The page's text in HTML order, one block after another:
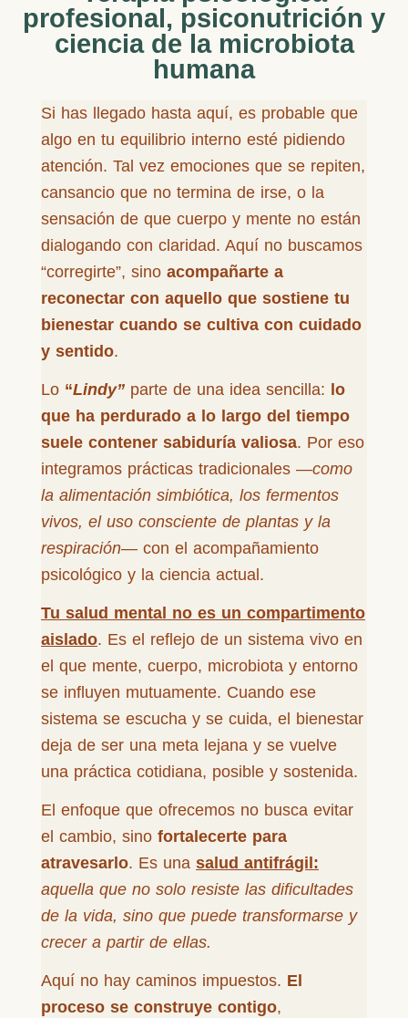
profesional, psiconutrición y
ciencia de la microbiota
humana
Si has llegado hasta aquí, es probable que
algo en tu equilibrio interno esté pidiendo
atención. Tal vez emociones que se repiten,
cansancio que no termina de irse, o la
sensación de que cuerpo y mente no están
dialogando con claridad. Aquí no buscamos
“corregirte”, sino acompañarte a
reconectar con aquello que sostiene tu
bienestar cuando se cultiva con cuidado
y sentido.
Lo “Lindy” parte de una idea sencilla: lo
que ha perdurado a lo largo del tiempo
suele contener sabiduría valiosa. Por eso
integramos prácticas tradicionales —como
la alimentación simbiótica, los fermentos
vivos, el uso consciente de plantas y la
respiración— con el acompañamiento
psicológico y la ciencia actual.
Tu salud mental no es un compartimento
aislado. Es el reflejo de un sistema vivo en
el que mente, cuerpo, microbiota y entorno
se influyen mutuamente. Cuando ese
sistema se escucha y se cuida, el bienestar
deja de ser una meta lejana y se vuelve
una práctica cotidiana, posible y sostenida.
El enfoque que ofrecemos no busca evitar
el cambio, sino fortalecerte para
atravesarlo. Es una salud antifrágil:
aquella que no solo resiste las dificultades
de la vida, sino que puede transformarse y
crecer a partir de ellas.
Aquí no hay caminos impuestos. El
proceso se construye contigo,